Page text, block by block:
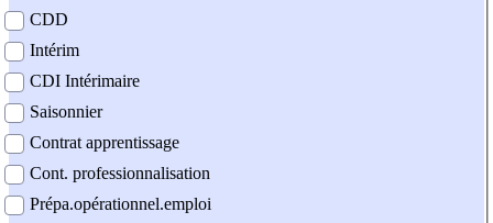
CDD
Intérim
CDI Intérimaire
Saisonnier
Contrat apprentissage
Cont. professionnalisation
Prépa.opérationnel.emploi